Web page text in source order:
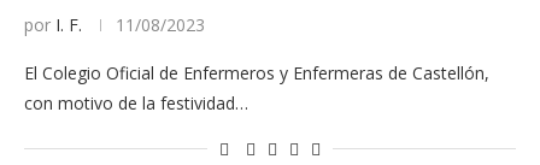
por I. F. 11/08/2023
El Colegio Oficial de Enfermeros y Enfermeras de Castellón,
con motivo de la festividad…